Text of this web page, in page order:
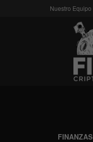
Nuestro Equipo
FINANZAS